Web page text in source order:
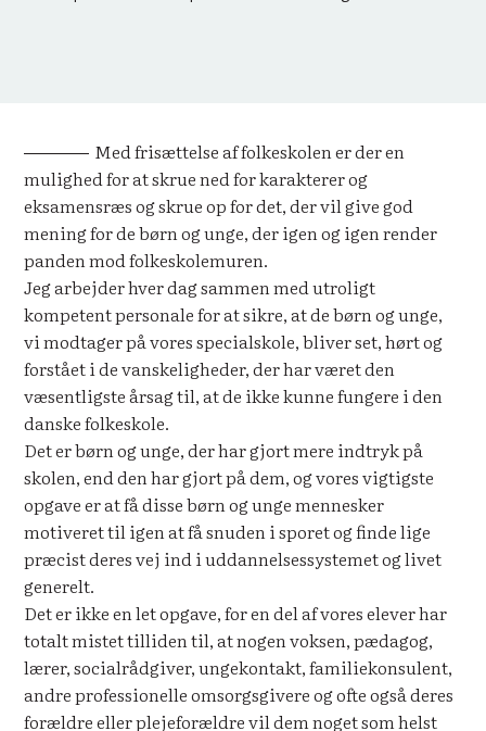
Med frisættelse af folkeskolen er der en
mulighed for at skrue ned for karakterer og
eksamensræs og skrue op for det, der vil give god
mening for de børn og unge, der igen og igen render
panden mod folkeskolemuren.
Jeg arbejder hver dag sammen med utroligt
kompetent personale for at sikre, at de børn og unge,
vi modtager på vores specialskole, bliver set, hørt og
forstået i de vanskeligheder, der har været den
væsentligste årsag til, at de ikke kunne fungere i den
danske folkeskole.
Det er børn og unge, der har gjort mere indtryk på
skolen, end den har gjort på dem, og vores vigtigste
opgave er at få disse børn og unge mennesker
motiveret til igen at få snuden i sporet og finde lige
præcist deres vej ind i uddannelsessystemet og livet
generelt.
Det er ikke en let opgave, for en del af vores elever har
totalt mistet tilliden til, at nogen voksen, pædagog,
lærer, socialrådgiver, ungekontakt, familiekonsulent,
andre professionelle omsorgsgivere og ofte også deres
forældre eller plejeforældre vil dem noget som helst